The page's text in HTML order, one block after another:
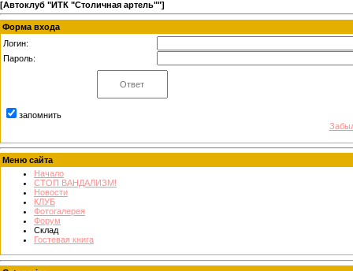
[Автоклуб "ИТК "Столичная артель""]
Форма входа
Логин:
Пароль:
запомнить
Меню сайта
Начало
СТОП ВАНДАЛИЗМ!
Новости
КЛУБ
Фотогалерея
Форум
Склад
Гостевая книга